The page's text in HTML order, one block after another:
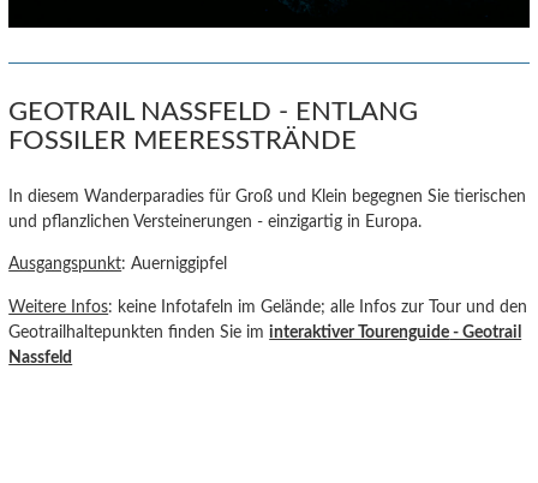
GEOTRAIL NASSFELD - ENTLANG
FOSSILER MEERESSTRÄNDE
In diesem Wanderparadies für Groß und Klein begegnen Sie tierischen
und pflanzlichen Versteinerungen - einzigartig in Europa.
Ausgangspunkt: Auerniggipfel
Weitere Infos: keine Infotafeln im Gelände; alle Infos zur Tour und den
Geotrailhaltepunkten finden Sie iminteraktiver Tourenguide - Geotrail
Nassfeld